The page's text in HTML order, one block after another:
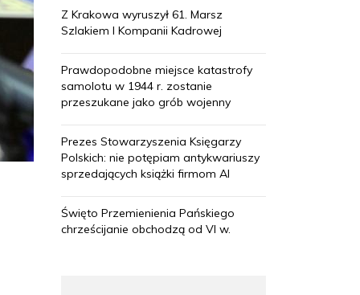
Z Krakowa wyruszył 61. Marsz
Szlakiem I Kompanii Kadrowej
Prawdopodobne miejsce katastrofy
samolotu w 1944 r. zostanie
przeszukane jako grób wojenny
Prezes Stowarzyszenia Księgarzy
Polskich: nie potępiam antykwariuszy
sprzedających książki firmom AI
Święto Przemienienia Pańskiego
chrześcijanie obchodzą od VI w.